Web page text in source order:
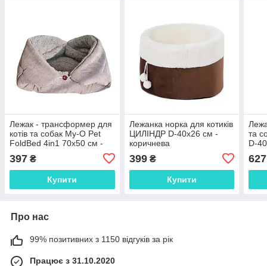
Лежак - трансформер для
котів та собак My-O Pet
FoldBed 4in1 70х50 см -
397 ₴
Купити
Лежанка норка для котиків
ЦИЛІНДР D-40х26 см -
коричнева
399₴
Купити
та
D-
627
Про нас
99% позитивних з 1150 відгуків за рік
Працює з 31.10.2020